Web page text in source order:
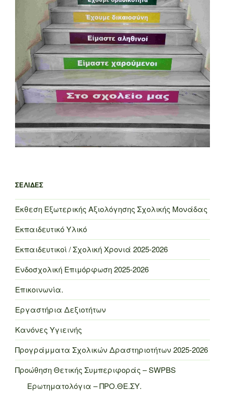
ΣΕΛΊΔΕΣ
Έκθεση Εξωτερικής Αξιολόγησης Σχολικής Μονάδας
Εκπαιδευτικό Υλικό
Εκπαιδευτικοί / Σχολική Χρονιά 2025-2026
Ενδοσχολική Επιμόρφωση 2025-2026
Επικοινωνία.
Εργαστήρια Δεξιοτήτων
Κανόνες Υγιεινής
Προγράμματα Σχολικών Δραστηριοτήτων 2025-2026
Προώθηση Θετικής Συμπεριφοράς – SWPBS
Ερωτηματολόγια – ΠΡΟ.ΘΕ.ΣΥ.